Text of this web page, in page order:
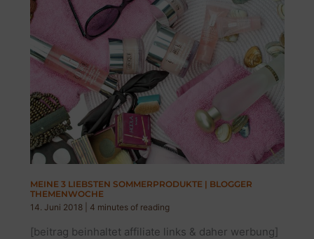
MEINE 3 LIEBSTEN SOMMERPRODUKTE | BLOGGER
THEMENWOCHE
14. Juni 2018
4 minutes of reading
[beitrag beinhaltet affiliate links & daher werbung]